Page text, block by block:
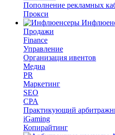
Пополнение рекламных
Прокси
Продажи
Finance
Управление
Организация ивентов
Медиа
PR
Маркетинг
SEO
CPA
Практикующий
iGaming
Копирайтинг